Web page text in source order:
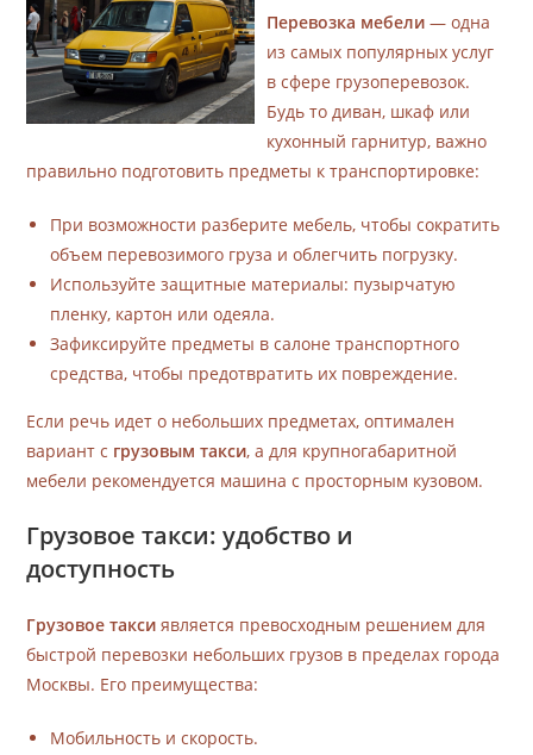
Перевозка мебели — одна
из самых популярных услуг
в сфере грузоперевозок.
Будь то диван, шкаф или
кухонный гарнитур, важно
правильно подготовить предметы к транспортировке:
При возможности разберите мебель, чтобы сократить
объем перевозимого груза и облегчить погрузку.
Используйте защитные материалы: пузырчатую
пленку, картон или одеяла.
Зафиксируйте предметы в салоне транспортного
средства, чтобы предотвратить их повреждение.
Если речь идет о небольших предметах, оптимален
вариант с грузовым такси, а для крупногабаритной
мебели рекомендуется машина с просторным кузовом.
Грузовое такси: удобство и
доступность
Грузовое такси является превосходным решением для
быстрой перевозки небольших грузов в пределах города
Москвы. Его преимущества:
Мобильность и скорость.